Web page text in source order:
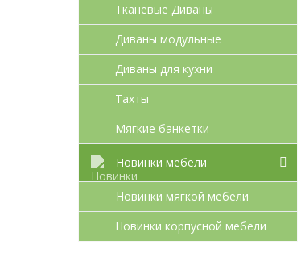
Тканевые Диваны
Диваны модульные
Диваны для кухни
Тахты
Мягкие банкетки
Новинки мебели
Новинки мягкой мебели
Новинки корпусной мебели